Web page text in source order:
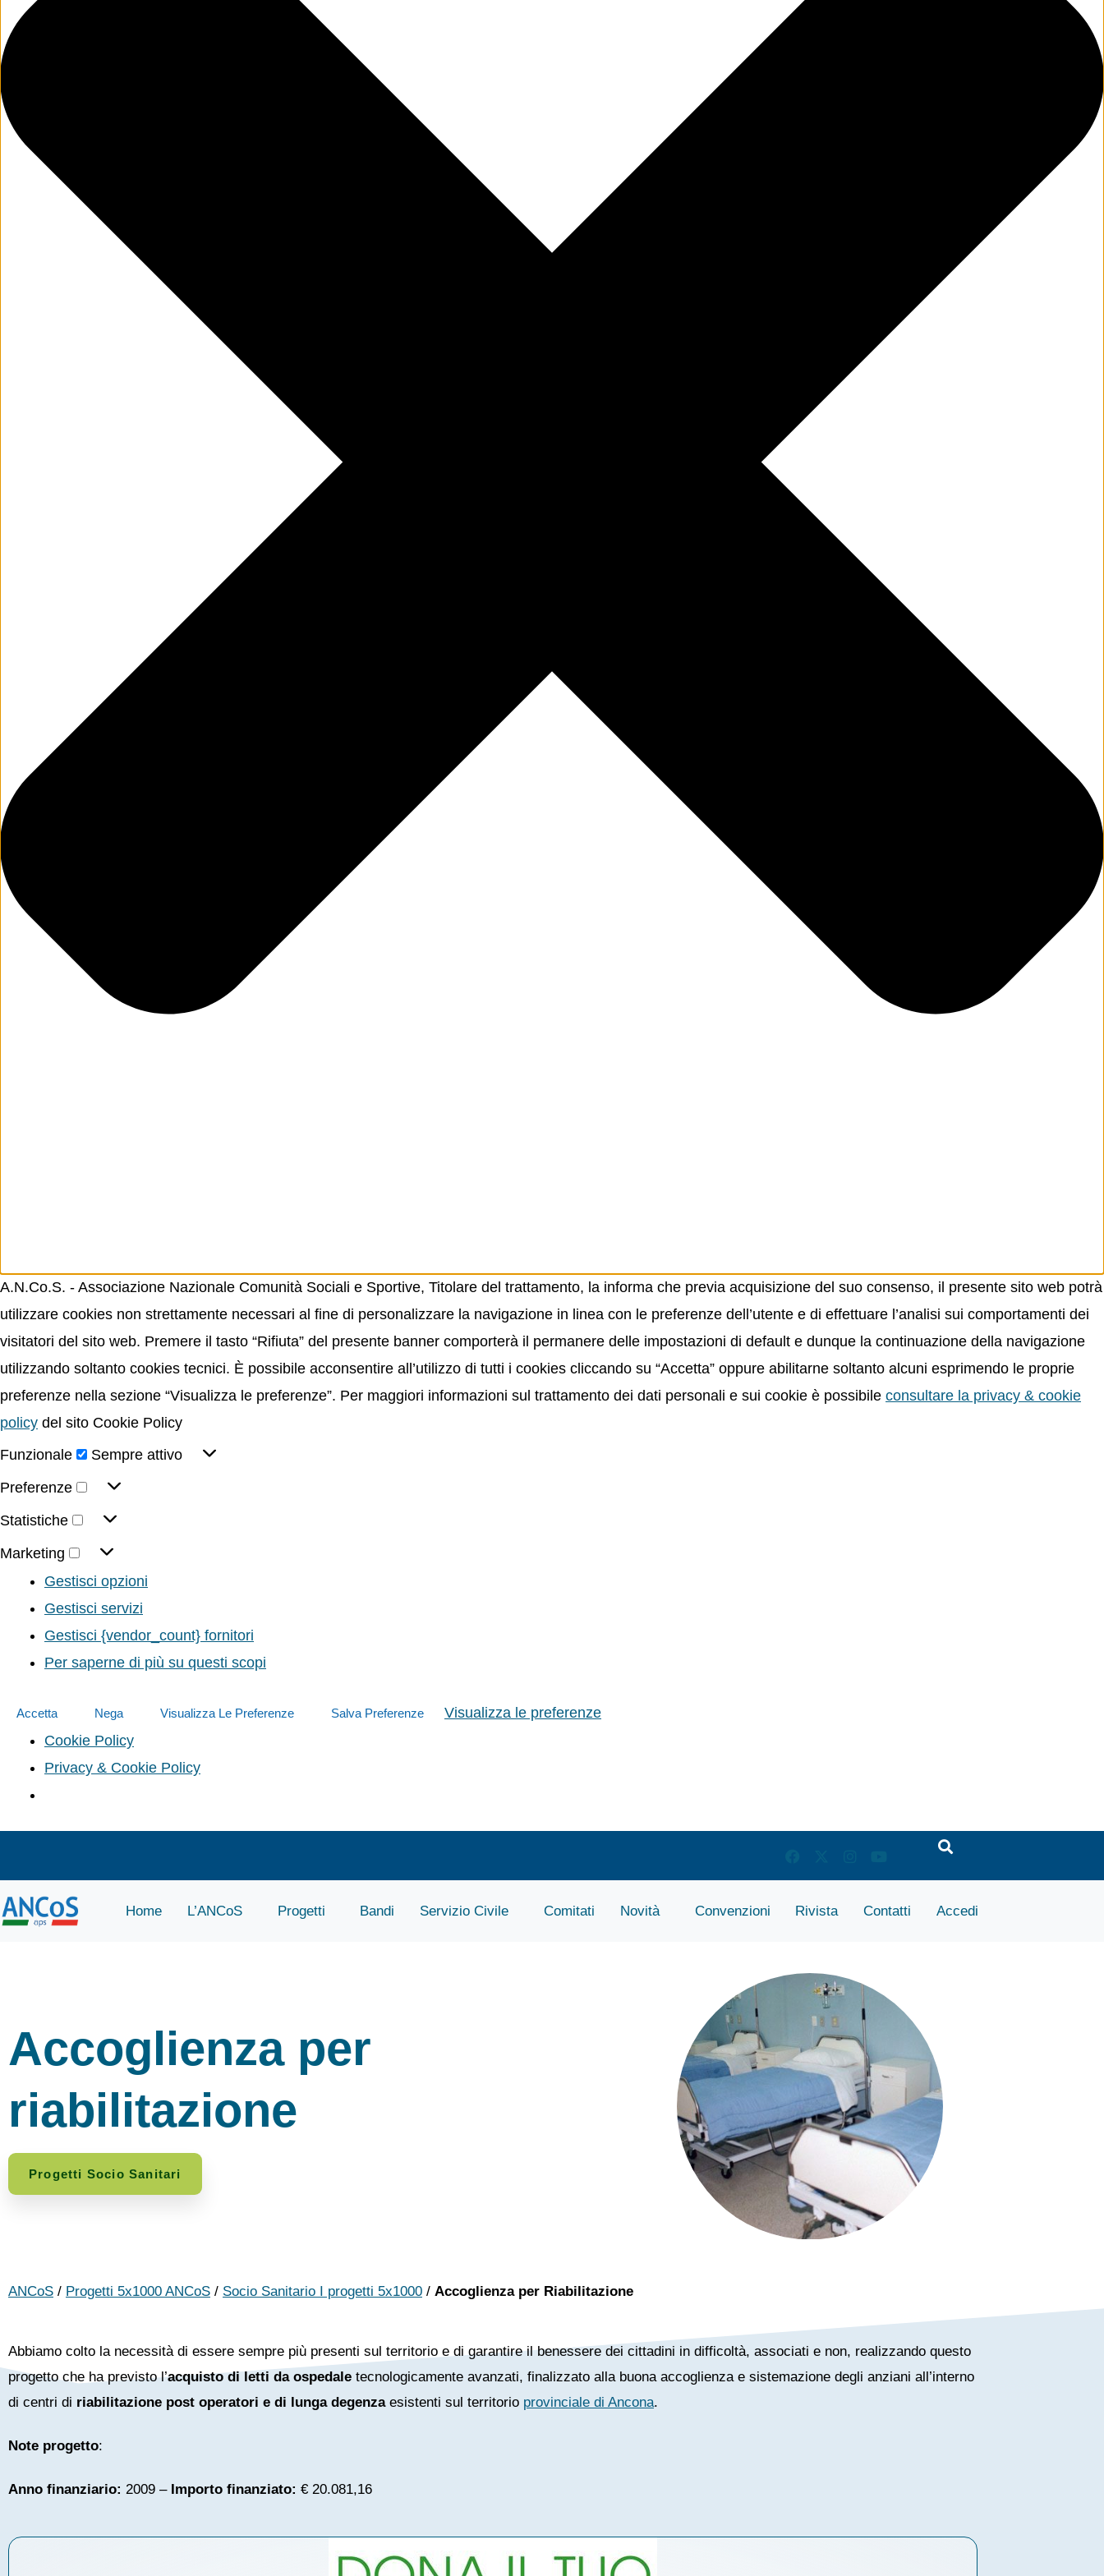
A.N.Co.S. - Associazione Nazionale Comunità Sociali e Sportive, Titolare del trattamento, la informa che previa acquisizione del suo consenso, il presente sito web potrà
utilizzare cookies non strettamente necessari al fine di personalizzare la navigazione in linea con le preferenze dell’utente e di effettuare l’analisi sui comportamenti dei
visitatori del sito web. Premere il tasto “Rifiuta” del presente banner comporterà il permanere delle impostazioni di default e dunque la continuazione della navigazione
utilizzando soltanto cookies tecnici. È possibile acconsentire all’utilizzo di tutti i cookies cliccando su “Accetta” oppure abilitarne soltanto alcuni esprimendo le proprie
preferenze nella sezione “Visualizza le preferenze”. Per maggiori informazioni sul trattamento dei dati personali e sui cookie è possibile consultare la privacy & cookie
policy del sito Cookie Policy
Funzionale
Sempre attivo
Preferenze
Statistiche
Marketing
Gestisci opzioni
Gestisci servizi
Gestisci {vendor_count} fornitori
Per saperne di più su questi scopi
Accetta Nega Visualizza Le Preferenze Salva Preferenze
Visualizza le preferenze
Cookie Policy
Privacy & Cookie Policy
Home L’ANCoS Progetti Bandi Servizio Civile Comitati Novità Convenzioni Rivista Contatti Accedi
Accoglienza per
riabilitazione
Progetti Socio Sanitari
ANCoS / Progetti 5x1000 ANCoS / Socio Sanitario I progetti 5x1000 / Accoglienza per Riabilitazione
Abbiamo colto la necessità di essere sempre più presenti sul territorio e di garantire il benessere dei cittadini in difficoltà, associati e non, realizzando questo
progetto che ha previsto l’acquisto di letti da ospedale tecnologicamente avanzati, finalizzato alla buona accoglienza e sistemazione degli anziani all’interno
di centri di riabilitazione post operatori e di lunga degenzaesistenti sul territorio provinciale di Ancona.
Note progetto:
Anno finanziario: 2009 – Importo finanziato: € 20.081,16